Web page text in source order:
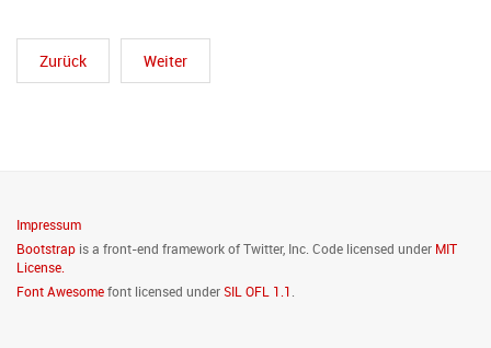
Zurück Weiter
Impressum
Bootstrap is a front-end framework of Twitter, Inc. Code licensed under MIT
License.
Font Awesomefont licensed under SIL OFL 1.1